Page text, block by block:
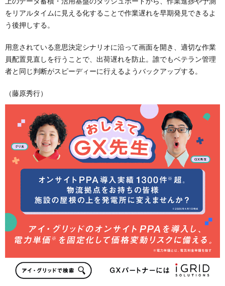
をリアルタイムに見える化することで作業遅れを早期発見できるよ
う後押しする。
用意されている意思決定シナリオに沿って画面を開き、適切な作業
員配置見直しを行うことで、出荷遅れを防止。誰でもベテラン管理
者と同じ判断がスピーディーに行えるようバックアップする。
（藤原秀行）